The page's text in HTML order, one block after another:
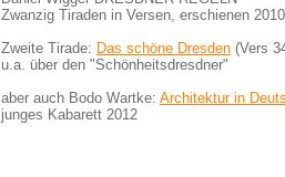
Zwanzig Tiraden in Versen, erschienen 2010
Zweite Tirade: Das schöne Dresden (Vers
u.a. über den "Schönheitsdresdner"
aber auch Bodo Wartke: Architektur in
junges Kabarett 2012